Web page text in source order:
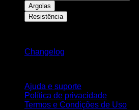
Argolas
Resistência
Changelog
Ajuda e suporte
Política de privacidade
Termos e Condições de Uso